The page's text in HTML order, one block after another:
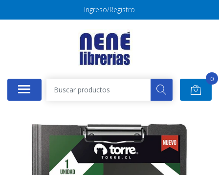
Ingreso/Registro
0